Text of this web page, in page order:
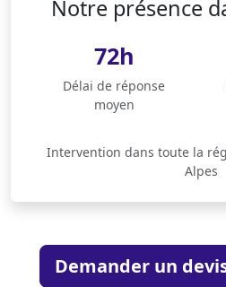
Notre présence
72h
Délai de réponse
moyen
Intervention dans toute la
Alpes
Demander un